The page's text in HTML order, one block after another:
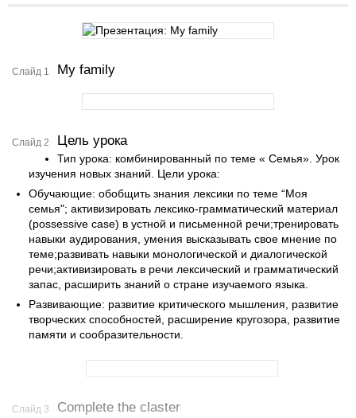
Слайд 1 My family
Слайд 2 Цель урока
Тип урока: комбинированный по теме « Семья». Урок
изучения новых знаний. Цели урока:
Обучающие: обобщить знания лексики по теме “Моя
семья"; активизировать лексико-грамматический материал
(possessive case) в устной и письменной речи;тренировать
навыки аудирования, умения высказывать свое мнение по
теме;развивать навыки монологической и диалогической
речи;активизировать в речи лексический и грамматический
запас, расширить знаний о стране изучаемого языка.
Развивающие: развитие критического мышления, развитие
творческих способностей, расширение кругозора, развитие
памяти и сообразительности.
Слайд 3 Complete the claster